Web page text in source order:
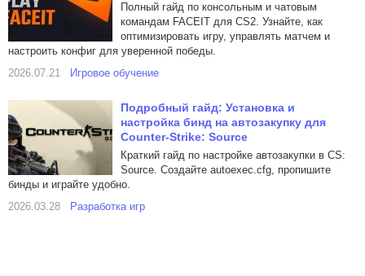
Полный гайд по консольным и чатовым
командам FACEIT для CS2. Узнайте, как
оптимизировать игру, управлять матчем и
настроить конфиг для уверенной победы.
2026.07.21
Игровое обучение
Подробный гайд: Установка и
настройка бинд на автозакупку для
Counter-Strike: Source
Краткий гайд по настройке автозакупки в CS:
Source. Создайте autoexec.cfg, пропишите
бинды и играйте удобно.
2026.03.28
Разработка игр